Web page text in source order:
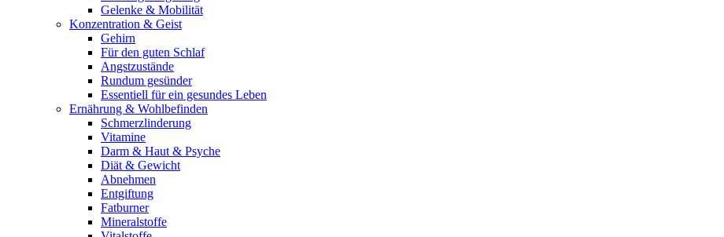
Gelenke & Mobilität
Konzentration & Geist
Gehirn
Für den guten Schlaf
Angstzustände
Rundum gesünder
Essentiell für ein gesundes Leben
Ernährung & Wohlbefinden
Schmerzlinderung
Vitamine
Darm & Haut & Psyche
Diät & Gewicht
Abnehmen
Entgiftung
Fatburner
Mineralstoffe